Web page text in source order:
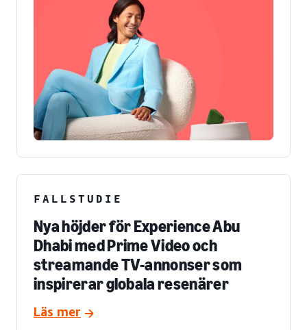
FALLSTUDIE
Nya höjder för Experience Abu
Dhabi med Prime Video och
streamande TV-annonser som
inspirerar globala resenärer
Läs mer